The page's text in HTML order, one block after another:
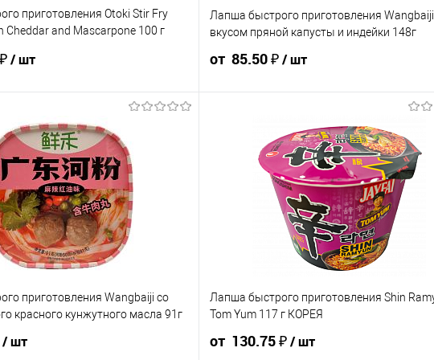
приготовления Otoki Stir Fry
Cheddar and Mascarpone 100 г
/ шт
от 50 000 ₽
от 250 000 ₽
позиции будет указана в корзине и
скидки учитывается общая сумма
Лапша быстрого приготовления
вкусом пряной капусты и индейки 148г
от 85.50 ₽/ шт
от 50 000 ₽
от 250
Конечная стоимость позиции будет указана в
в счёте на оплату.
Для получения скидки учитывается общая сумма
Штуки
Ящик 12 шт
приготовления Wangbaiji со
красного кунжутного масла 91г
/ шт
Лапша быстрого приготовления Shin
Tom Yum 117 г КОРЕЯ
от 130.75 ₽/ шт